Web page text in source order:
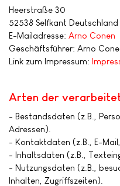
Heerstraße 30
52538 Selfkant Deutschland
E-Mailadresse: Arno Conen
Geschäftsführer: Arno
Link zum Impressum:
Arten der
- Bestandsdaten (z.B.,
Adressen).
- Kontaktdaten (z.B., E-
- Inhaltsdaten (z.B.,
- Nutzungsdaten (z.B.,
Inhalten, Zugriffszeiten).